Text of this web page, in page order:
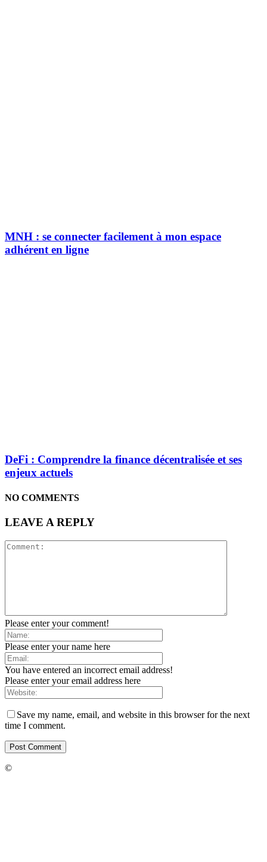
MNH : se connecter facilement à mon espace
adhérent en ligne
DeFi : Comprendre la finance décentralisée et ses
enjeux actuels
NO COMMENTS
LEAVE A REPLY
Please enter your comment!
Please enter your name here
You have entered an incorrect email address!
Please enter your email address here
Save my name, email, and website in this browser for the next
time I comment.
©